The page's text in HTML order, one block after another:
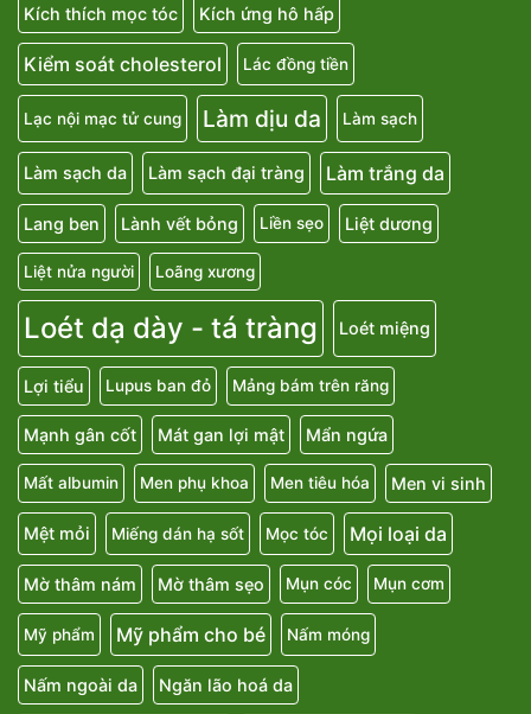
Kích thích mọc tóc Kích ứng hô hấp
Kiểm soát cholesterol Lác đồng tiền
Lạc nội mạc tử cung Làm dịu da Làm sạch
Làm sạch da Làm sạch đại tràng Làm trắng da
Lang ben Lành vết bỏng Liền sẹo Liệt dương
Liệt nửa người Loãng xương
Loét dạ dày - tá tràng Loét miệng
Lợi tiểu Lupus ban đỏ Mảng bám trên răng
Mạnh gân cốt Mát gan lợi mật Mẩn ngứa
Mất albumin Men phụ khoa Men tiêu hóa Men vi sinh
Mệt mỏi Miếng dán hạ sốt Mọc tóc Mọi loại da
Mờ thâm nám Mờ thâm sẹo Mụn cóc Mụn cơm
Mỹ phẩm Mỹ phẩm cho bé Nấm móng
Nấm ngoài da Ngăn lão hoá da